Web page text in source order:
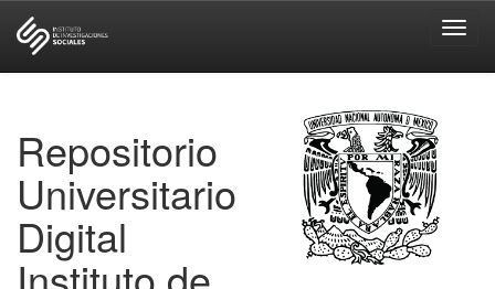
Repositorio
Universitario
Digital